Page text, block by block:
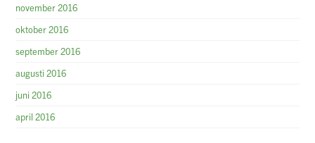
november 2016
oktober 2016
september 2016
augusti 2016
juni 2016
april 2016